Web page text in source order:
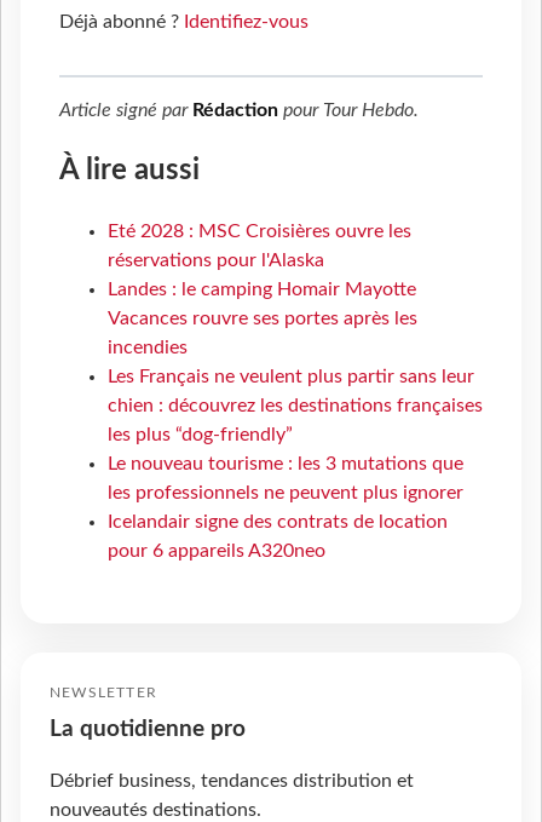
Déjà abonné ? Identifiez-vous
Article signé par Rédaction pour Tour Hebdo.
À lire aussi
Eté 2028 : MSC Croisières ouvre les
réservations pour l'Alaska
Landes : le camping Homair Mayotte
Vacances rouvre ses portes après les
incendies
Les Français ne veulent plus partir sans leur
chien : découvrez les destinations françaises
les plus “dog-friendly”
Le nouveau tourisme : les 3 mutations que
les professionnels ne peuvent plus ignorer
Icelandair signe des contrats de location
pour 6 appareils A320neo
NEWSLETTER
La quotidienne pro
Débrief business, tendances distribution et
nouveautés destinations.